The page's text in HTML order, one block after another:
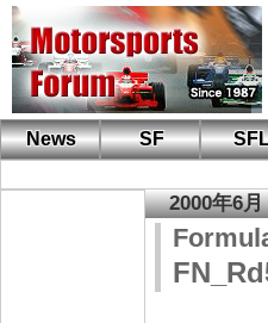
News SF
2000年6月